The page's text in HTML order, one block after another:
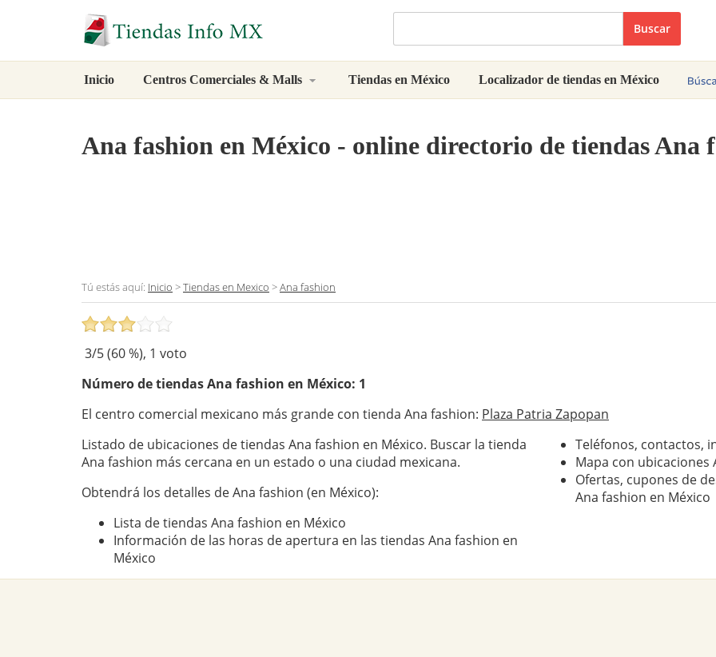
Buscar
Inicio Centros Comerciales & Malls Tiendas en México Localizador de tiendas en México
Ana fashion en México - online directorio de tiendas Ana
Tú estás aquí: Inicio >Tiendas en Mexico >Ana fashion
3/5 (60%), 1 voto
Número de tiendasAna fashion en México: 1
El centro comercial mexicano más grande con tienda Ana fashion: Plaza Patria Zapopan
Listado de ubicaciones de tiendas Ana fashion en México. Buscar la tienda
Ana fashion más cercana en un estado o una ciudad mexicana.
Obtendrá los detalles de Ana fashion (en México):
Lista de tiendas Ana fashion en México
Información de las horas de apertura en las tiendas Ana fashion en
México
Teléfonos, contactos,
Mapa con ubicaciones
Ofertas, cupones de
Ana fashion en México